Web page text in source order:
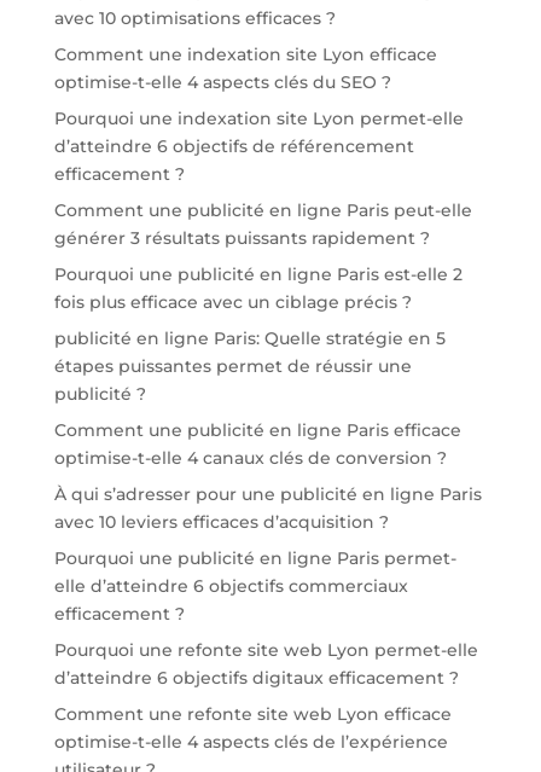
avec 10 optimisations efficaces ?
Comment une indexation site Lyon efficace
optimise-t-elle 4 aspects clés du SEO ?
Pourquoi une indexation site Lyon permet-elle
d’atteindre 6 objectifs de référencement
efficacement ?
Comment une publicité en ligne Paris peut-elle
générer 3 résultats puissants rapidement ?
Pourquoi une publicité en ligne Paris est-elle 2
fois plus efficace avec un ciblage précis ?
publicité en ligne Paris: Quelle stratégie en 5
étapes puissantes permet de réussir une
publicité ?
Comment une publicité en ligne Paris efficace
optimise-t-elle 4 canaux clés de conversion ?
À qui s’adresser pour une publicité en ligne Paris
avec 10 leviers efficaces d’acquisition ?
Pourquoi une publicité en ligne Paris permet-
elle d’atteindre 6 objectifs commerciaux
efficacement ?
Pourquoi une refonte site web Lyon permet-elle
d’atteindre 6 objectifs digitaux efficacement ?
Comment une refonte site web Lyon efficace
optimise-t-elle 4 aspects clés de l’expérience